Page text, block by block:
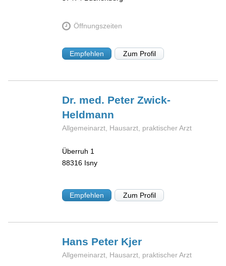
Öffnungszeiten
Empfehlen Zum Profil
Dr. med. PeterZwick-
Heldmann
Allgemeinarzt, Hausarzt, praktischer Arzt
Überruh 1
88316 Isny
Empfehlen Zum Profil
Hans Peter Kjer
Allgemeinarzt, Hausarzt, praktischer Arzt